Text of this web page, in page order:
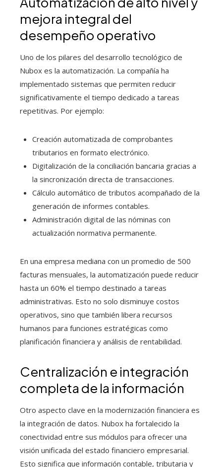
mejora integral del
desempeño operativo
Uno de los pilares del desarrollo tecnológico de
Nubox es la automatización. La compañía ha
implementado sistemas que permiten reducir
significativamente el tiempo dedicado a tareas
repetitivas. Por ejemplo:
Creación automatizada de comprobantes
tributarios en formato electrónico.
Digitalización de la conciliación bancaria gracias a
la sincronización directa de transacciones.
Cálculo automático de tributos acompañado de la
generación de informes contables.
Administración digital de las nóminas con
actualización normativa permanente.
En una empresa mediana con un promedio de 500
facturas mensuales, la automatización puede reducir
hasta un 60% el tiempo destinado a tareas
administrativas. Esto no solo disminuye costos
operativos, sino que también libera recursos
humanos para funciones estratégicas como
planificación financiera y análisis de rentabilidad.
Centralización e integración
completa de la información
Otro aspecto clave en la modernización financiera es
la integración de datos. Nubox ha fortalecido la
conectividad entre sus módulos para ofrecer una
visión unificada del estado financiero empresarial.
Esto significa que información contable, tributaria y